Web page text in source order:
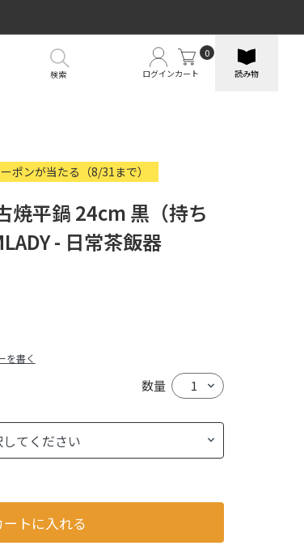
ログインカート
0
読み物
検索
ポンが当たる（8/31まで）
焼平鍋 24cm 黒（持ち
- 日常茶飯器
を書く
数量
ートに入れる